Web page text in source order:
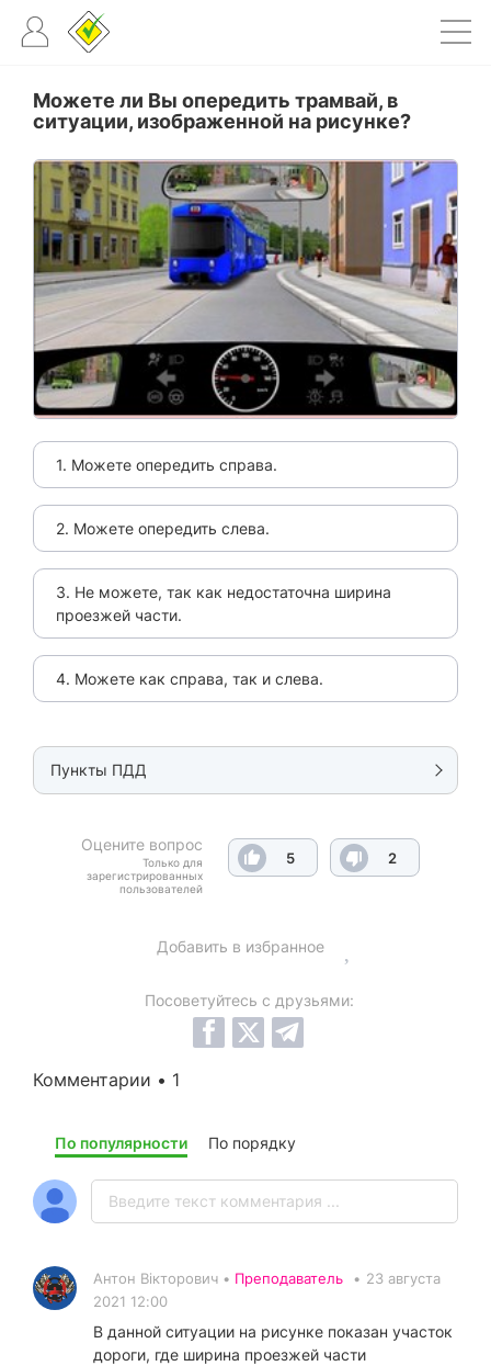
Можете ли Вы опередить трамвай, в
ситуации, изображенной на рисунке?
1. Можете опередить справа.
2. Можете опередить слева.
3. Не можете, так как недостаточна ширина
проезжей части.
4. Можете как справа, так и слева.
Пункты ПДД
Оцените вопрос
Только для
зарегистрированных
пользователей
5 2
Добавить в избранное
Посоветуйтесь с друзьями:
Комментарии • 1
По популярности По порядку
Антон Вікторович • Преподаватель • 23 августа
2021 12:00
В данной ситуации на рисунке показан участок
дороги, где ширина проезжей части